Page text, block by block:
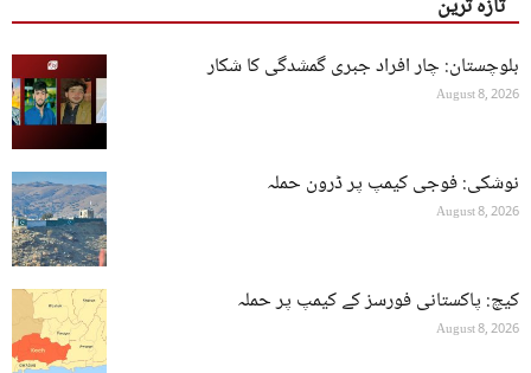
تازہ ترین
بلوچستان: چار افراد جبری گمشدگی کا شکار
August 8, 2026
نوشکی: فوجی کیمپ پر ڈرون حملہ
August 8, 2026
کیچ: پاکستانی فورسز کے کیمپ پر حملہ
August 8, 2026